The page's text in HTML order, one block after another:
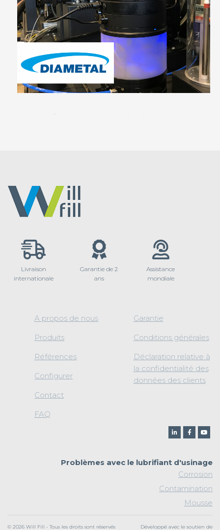
Livraison
internationale
Garantie de 2
ans
Assistance
mondiale
A propos de nous
Produits
Références
Configurer
Contact
FAQ
Garantie
Conditions générales
Déclaration relative à
la confidentialité des
données des clients
Problèmes avec le lubrifiant d'usinage
Corrosion
Contamination
Mousse
© 2026 Will Fill - Tous les droits sont réservés Développé avec le soutien de